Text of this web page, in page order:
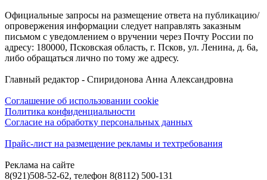
Официальные запросы на размещение ответа на публикацию/
опровержения информации следует направлять заказным
письмом с уведомлением о вручении через Почту России по
адресу: 180000, Псковская область, г. Псков, ул. Ленина, д. 6а,
либо обращаться лично по тому же адресу.
Главный редактор - Спиридонова Анна Александровна
Соглашение об использовании cookie
Политика конфиденциальности
Согласие на обработку персональных данных
Прайс-лист на размещение рекламы и техтребования
Реклама на сайте
8(921)508-52-62, телефон 8(8112) 500-131